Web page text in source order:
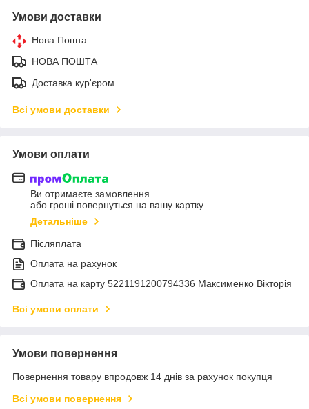
Умови доставки
Нова Пошта
НОВА ПОШТА
Доставка кур'єром
Всі умови доставки
Умови оплати
Ви отримаєте замовлення
або гроші повернуться на вашу картку
Детальніше
Післяплата
Оплата на рахунок
Оплата на карту 5221191200794336 Максименко Вікторія
Всі умови оплати
Умови повернення
Повернення товару впродовж 14 днів за рахунок покупця
Всі умови повернення